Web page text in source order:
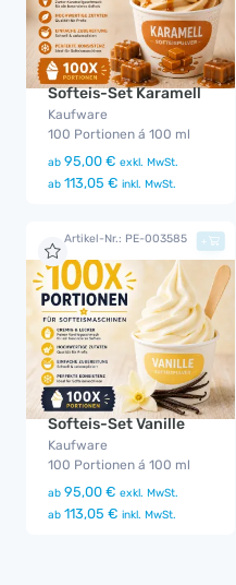
Softeis-Set Karamell
Kaufware
100 Portionen á 100 ml
ab 95,00 € exkl. MwSt.
ab 113,05 € inkl. MwSt.
Artikel-Nr.: PE-003585
Softeis-Set Vanille
Kaufware
100 Portionen á 100 ml
ab 95,00 € exkl. MwSt.
ab 113,05 € inkl. MwSt.
+